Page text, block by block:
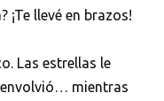
¡Te llevé en brazos!
Las estrellas le
mientras